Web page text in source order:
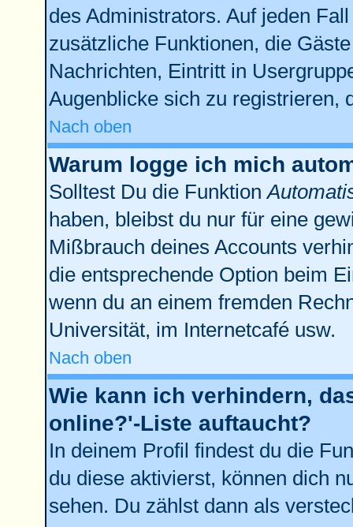
des Administrators. Auf jeden
zusätzliche Funktionen, die
Nachrichten, Eintritt in
Augenblicke sich zu registrieren,
Nach oben
Warum logge ich mich
Solltest Du die Funktion
haben, bleibst du nur für eine
Mißbrauch deines Accounts
die entsprechende Option beim
wenn du an einem fremden
Universität, im Internetcafé usw.
Nach oben
Wie kann ich verhindern,
online?'-Liste auftaucht?
In deinem Profil findest du die
du diese aktivierst, können dich
sehen. Du zählst dann als